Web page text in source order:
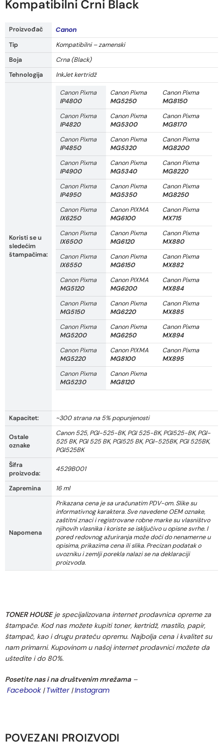
Kompatibilni Crni Black
Proizvođač Canon
Tip
Kompatibilni – zamenski
Boja
Crna (Black)
Tehnologija
InkJet kertridž
Koristi se u
sledećim
štampačima:
Canon Pixma
IP4800
Canon Pixma
MG5250
Canon Pixma
MG8150
Canon Pixma
IP4820
Canon Pixma
MG5300
Canon Pixma
MG8170
Canon Pixma
IP4850
Canon Pixma
MG5320
Canon Pixma
MG8200
Canon Pixma
IP4900
Canon Pixma
MG5340
Canon Pixma
MG8220
Canon Pixma
IP4950
Canon Pixma
MG5350
Canon Pixma
MG8250
Canon Pixma
IX6250
Canon PIXMA
MG6100
Canon Pixma
MX715
Canon Pixma
IX6500
Canon Pixma
MG6120
Canon Pixma
MX880
Canon Pixma
IX6550
Canon Pixma
MG6150
Canon Pixma
MX882
Canon Pixma
MG5120
Canon PIXMA
MG6200
Canon Pixma
MX884
Canon Pixma
MG5150
Canon Pixma
MG6220
Canon Pixma
MX885
Canon Pixma
MG5200
Canon Pixma
MG6250
Canon Pixma
MX894
Canon Pixma
MG5220
Canon PIXMA
MG8100
Canon Pixma
MX895
Canon Pixma
MG5230
Canon Pixma
MG8120
Kapacitet: ~300 strana na 5% popunjenosti
Ostale
oznake
Canon 525, PGI-525-BK, PGI 525-BK, PGI525-BK, PGI-
525 BK, PGI 525 BK, PGI525 BK, PGI-525BK, PGI 525BK,
PGI525BK
Šifra
proizvoda:
4529B001
Zapremina 16 ml
Napomena
Prikazana cena je sa uračunatim PDV-om. Slike su
informativnog karaktera. Sve navedene OEM oznake,
zaštitni znaci i registrovane robne marke su vlasništvo
njihovih vlasnika i koriste se isključivo u opisne svrhe. I
pored redovnog ažuriranja može doći do nenamerne u
opisima, prikazima cena ili slika. Precizan podatak o
uvozniku i zemlji porekla nalazi se na deklaraciji
proizvoda.
TONER HOUSEje specijalizovana internet prodavnica opreme za
štampače. Kod nas možete kupiti toner, kertridž, mastilo, papir,
štampač, kao i drugu prateću opremu. Najbolja cena i kvalitet su
nam primarni. Kupovinom u našoj internet prodavnici možete da
uštedite i do 80%.
Posetite nas i na društvenim mrežama–
Facebook|Twitter|Instagram
POVEZANI PROIZVODI